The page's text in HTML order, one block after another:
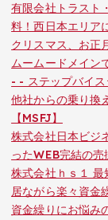
有限会社トラスト
料！西日本エリア
クリスマス、お正
ムームードメイン
- - ステップバイス
他社からの乗り換
【MSFJ】
株式会社日本ビジ
ったWEB完結の
株式会社ｈｓ１
居ながら楽々資金
資金繰りにお悩み